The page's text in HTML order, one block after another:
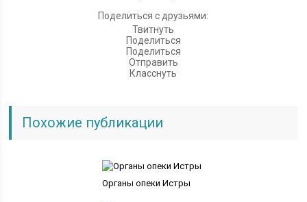
Поделиться с друзьями:
Твитнуть
Поделиться
Поделиться
Отправить
Класснуть
Похожие публикации
Органы опеки Истры